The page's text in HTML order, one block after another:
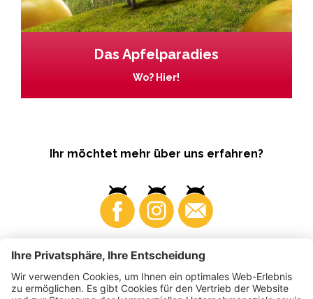
Das Apfelparadies
Wo? Hier!
Ihr möchtet mehr über uns erfahren?
Business Produzenten